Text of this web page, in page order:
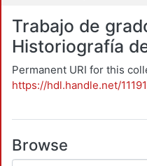
Trabajo de
Historiografía
Permanent URI for this
https://hdl.handle.net/
Browse